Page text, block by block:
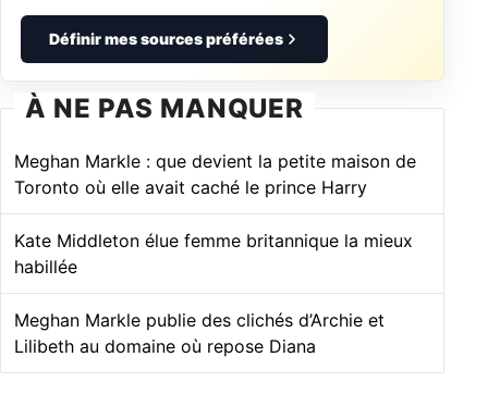
Définir mes sources préférées
À NE PAS MANQUER
Meghan Markle : que devient la petite maison de
Toronto où elle avait caché le prince Harry
Kate Middleton élue femme britannique la mieux
habillée
Meghan Markle publie des clichés d’Archie et
Lilibeth au domaine où repose Diana